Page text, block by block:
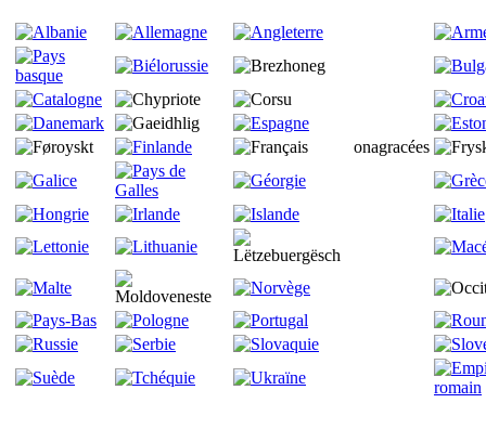
onagracées